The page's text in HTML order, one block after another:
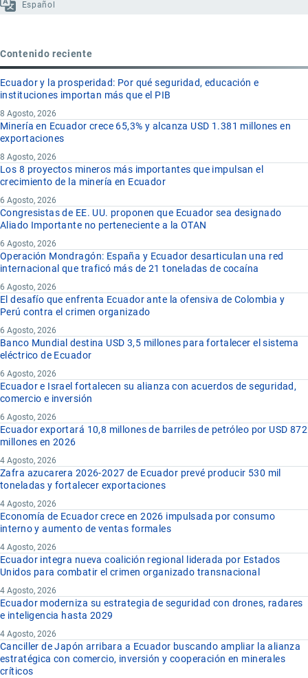
Español
Contenido reciente
Ecuador y la prosperidad: Por qué seguridad, educación e
instituciones importan más que el PIB
8 Agosto, 2026
Minería en Ecuador crece 65,3% y alcanza USD 1.381 millones en
exportaciones
8 Agosto, 2026
Los 8 proyectos mineros más importantes que impulsan el
crecimiento de la minería en Ecuador
6 Agosto, 2026
Congresistas de EE. UU. proponen que Ecuador sea designado
Aliado Importante no perteneciente a la OTAN
6 Agosto, 2026
Operación Mondragón: España y Ecuador desarticulan una red
internacional que traficó más de 21 toneladas de cocaína
6 Agosto, 2026
El desafío que enfrenta Ecuador ante la ofensiva de Colombia y
Perú contra el crimen organizado
6 Agosto, 2026
Banco Mundial destina USD 3,5 millones para fortalecer el sistema
eléctrico de Ecuador
6 Agosto, 2026
Ecuador e Israel fortalecen su alianza con acuerdos de seguridad,
comercio e inversión
6 Agosto, 2026
Ecuador exportará 10,8 millones de barriles de petróleo por USD 872
millones en 2026
4 Agosto, 2026
Zafra azucarera 2026-2027 de Ecuador prevé producir 530 mil
toneladas y fortalecer exportaciones
4 Agosto, 2026
Economía de Ecuador crece en 2026 impulsada por consumo
interno y aumento de ventas formales
4 Agosto, 2026
Ecuador integra nueva coalición regional liderada por Estados
Unidos para combatir el crimen organizado transnacional
4 Agosto, 2026
Ecuador moderniza su estrategia de seguridad con drones, radares
e inteligencia hasta 2029
4 Agosto, 2026
Canciller de Japón arribara a Ecuador buscando ampliar la alianza
estratégica con comercio, inversión y cooperación en minerales
críticos